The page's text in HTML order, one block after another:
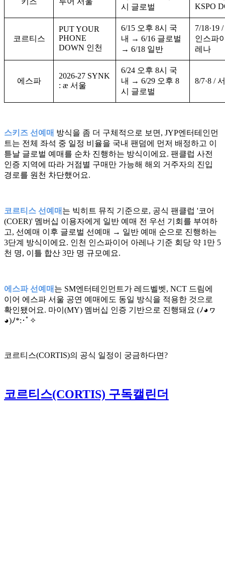
시 글로벌
KSPO
코르티스
PUT YOUR
PHONE
DOWN 인천
6/15 오후 8시 국
내 → 6/16 글로벌
→ 6/18 일반
7/18·19
인스파
레나
에스파
2026-27 SYNK
: æ 서울
6/24 오후 8시 국
내 → 6/29 오후 8
시 글로벌
8/7·8 /
스키즈 선예매 방식을 좀 더 구체적으로 보면, JYP엔터테인먼
트는 전체 좌석 중 일정 비율을 국내 팬덤에 먼저 배정하고 이
튿날 글로벌 예매를 순차 진행하는 방식이에요. 팬클럽 사전
인증 지역에 따라 거점별 구매만 가능해 해외 거주자의 진입
경로를 원천 차단했어요.
코르티스 선예매 는 빅히트 뮤직 기준으로, 공식 팬클럽 '코어
(COER)' 멤버십 이용자에게 일반 예매 전 우선 기회를 부여하
고, 선예매 이후 글로벌 선예매 → 일반 예매 순으로 진행하는
3단계 방식이에요. 인천 인스파이어 아레나 기준 회당 약 1만 5
천 명, 이틀 합산 3만 명 규모예요.
에스파 선예매 는 SM엔터테인먼트가 레드벨벳, NCT 드림에
이어 에스파 서울 공연 예매에도 동일 방식을 적용한 것으로
확인됐어요. 마이(MY) 멤버십 인증 기반으로 진행돼요 (ﾉ◕ヮ
◕)ﾉ*:･ﾟ✧
코르티스(CORTIS)의 공식 일정이 궁금하다면?
코르티스(CORTIS) 구독캘린더